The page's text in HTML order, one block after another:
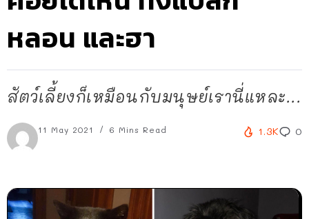
หลอน และฮา
สัตว์เลี้ยงก็เหมือนกับมนุษย์เรานี่แหละ...
11 May 2021 6 Mins Read 1.3K 0